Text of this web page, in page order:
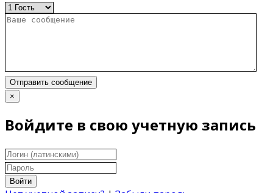
Отправить сообщение
×
Войдите в свою учетную запись
Войти